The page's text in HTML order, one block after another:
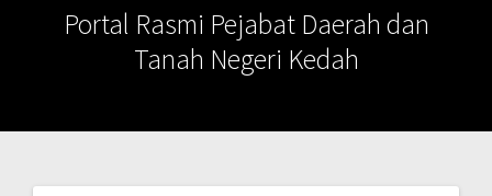
Portal Rasmi Pejabat Daerah dan
Tanah Negeri Kedah